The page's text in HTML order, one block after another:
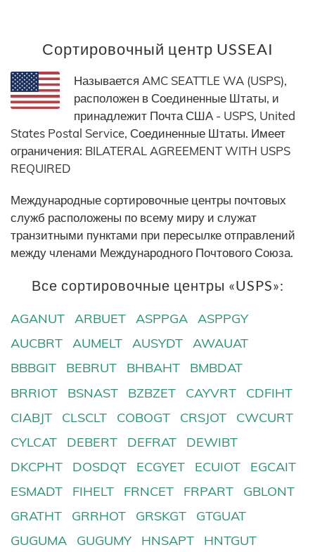
Сортировочный центр USSEAI
Называется AMC SEATTLE WA (USPS),
расположен в Соединенные Штаты, и
принадлежит Почта США - USPS, United
States Postal Service, Соединенные Штаты. Имеет
ограничения: BILATERAL AGREEMENT WITH USPS
REQUIRED
Международные сортировочные центры почтовых
служб расположены по всему миру и служат
транзитными пунктами при пересылке отправлений
между членами Международного Почтового Союза.
Все сортировочные центры «USPS»:
AGANUT ARBUET ASPPGA
ASPPGY
AUCBRT
AUMELT AUSYDT
AWAUAT
BBBGIT
BEBRUT BHBAHT
BMBDAT
BRRIOT
BSNAST BZBZET CAYVRT
CDFIHT
CIABJT
CLSCLT COBOGT CRSJOT
CWCURT
CYLCAT
DEBERT DEFRAT
DEWIBT
DKCPHT
DOSDQT ECGYET ECUIOT
EGCAIT
ESMADT
FIHELT FRNCET FRPART
GBLONT
GRATHT
GRRHOT GRSKGT
GTGUAT
GUGUMA
GUGUMY HNSAPT HNTGUT